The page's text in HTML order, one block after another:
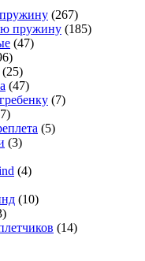
(267)
пружину (185)
(47)
(25)
(47)
(7)
(5)
(3)
(4)
(10)
(14)